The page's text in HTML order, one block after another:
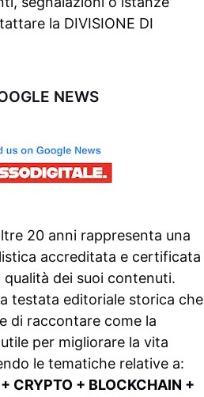
la DIVISIONE DI
NEWS
20 anni rappresenta una
accreditata e certificata
qualità dei suoi contenuti.
testata editoriale storica che
di raccontare come la
per migliorare la vita
le tematiche relative a:
CRYPTO + BLOCKCHAIN +